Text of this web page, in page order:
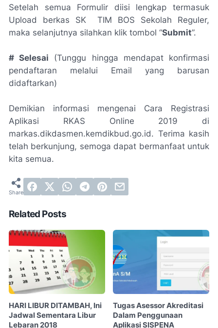
Setelah semua Formulir diisi lengkap termasuk
Upload berkas SK TIM BOS Sekolah Reguler,
maka selanjutnya silahkan klik tombol “Submit”.
# Selesai (Tunggu hingga mendapat konfirmasi
pendaftaran melalui Email yang barusan
didaftarkan)
Demikian informasi mengenai Cara Registrasi
Aplikasi RKAS Online 2019 di
markas.dikdasmen.kemdikbud.go.id. Terima kasih
telah berkunjung, semoga dapat bermanfaat untuk
kita semua.
Related Posts
HARI LIBUR DITAMBAH, Ini
Jadwal Sementara Libur
Lebaran 2018
Tugas Asessor Akreditasi
Dalam Penggunaan
Aplikasi SISPENA